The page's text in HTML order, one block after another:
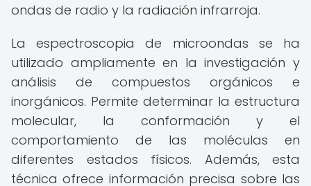
ondas de radio y la radiación infrarroja.
La espectroscopia de microondas se ha
utilizado ampliamente en la investigación y
análisis de compuestos orgánicos e
inorgánicos. Permite determinar la estructura
molecular, la conformación y el
comportamiento de las moléculas en
diferentes estados físicos. Además, esta
técnica ofrece información precisa sobre las